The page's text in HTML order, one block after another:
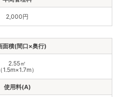
2,000円
2.55㎡
（1.5m×1.7m）